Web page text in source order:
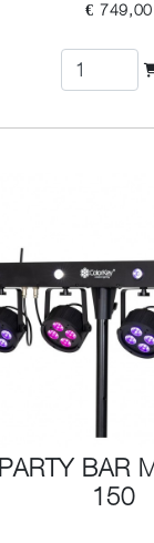
€ 749,00
PARTY BAR
150